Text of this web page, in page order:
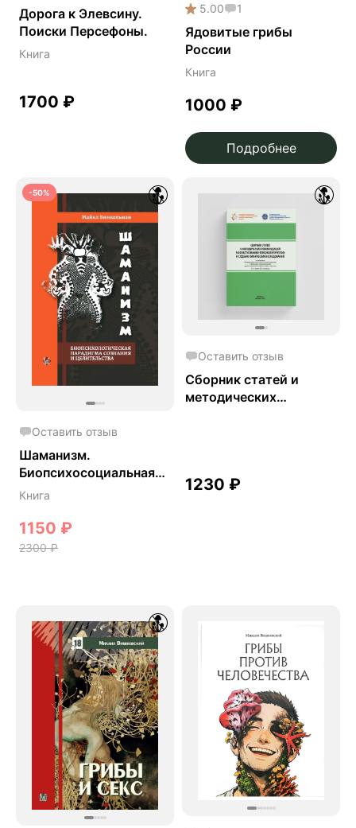
Дорога к Элевсину.
Поиски Персефоны.
Книга
1700 ₽
5.00 1
Ядовитые грибы
России
Книга
1000 ₽
Подробнее
-50%
Оставить отзыв
Шаманизм.
Биопсихосоциальная
парадигма сознания и
Винкельман
Книга
1150 ₽
2300₽
Оставить отзыв
Сборник статей и
методических
исследований
1230 ₽